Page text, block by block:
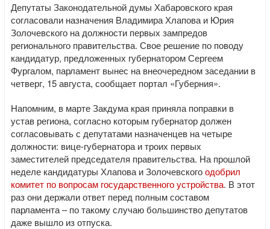
Депутаты Законодательной думы Хабаровского края
согласовали назначения Владимира Хлапова и Юрия
Золочевского на должности первых зампредов
регионального правительства. Свое решение по поводу
кандидатур, предложенных губернатором Сергеем
Фургалом, парламент вынес на внеочередном заседании в
четверг, 15 августа, сообщает портал «Губерния».
Напомним, в марте Закдума края приняла поправки в
устав региона, согласно которым губернатор должен
согласовывать с депутатами назначенцев на четыре
должности: вице-губернатора и троих первых
заместителей председателя правительства. На прошлой
неделе кандидатуры Хлапова и Золочевскогоодобрил
комитет по вопросам государственного устройства. В этот
раз они держали ответ перед полным составом
парламента – по такому случаю большинство депутатов
даже вышло из отпуска.